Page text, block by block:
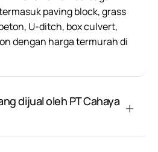
paving block, grass
U-ditch, box culvert,
dengan harga termurah di
dijual oleh PT Cahaya